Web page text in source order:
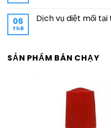
06
Th8
Dịch vụ diệt mối
SẢN PHẨM BÁN CHẠY